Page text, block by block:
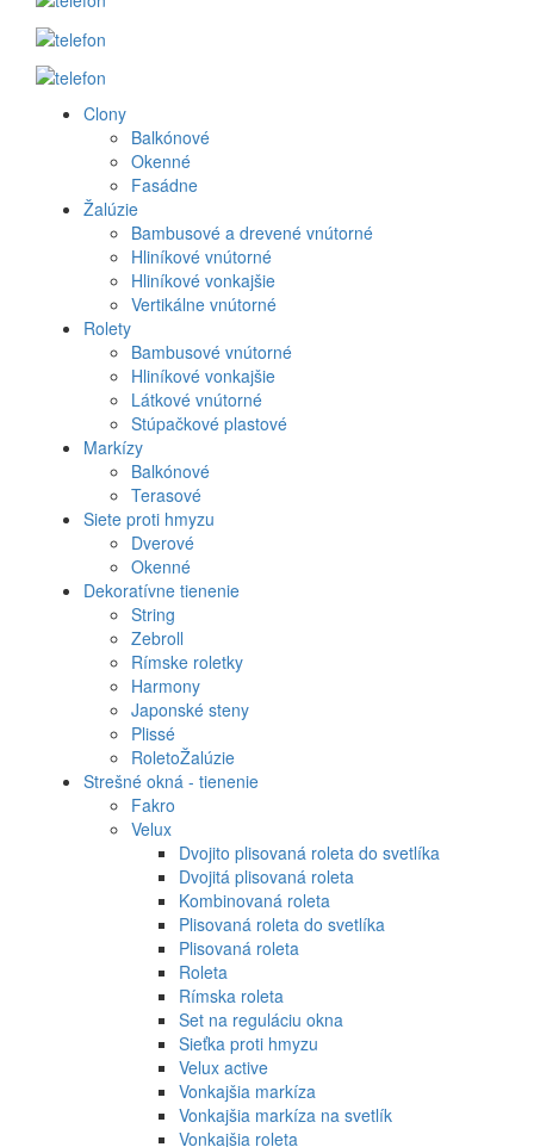
Produkt
menu
Clony
Balkónové
Okenné
Fasádne
Žalúzie
Bambusové a drevené vnútorné
Hliníkové vnútorné
Hliníkové vonkajšie
Vertikálne vnútorné
Rolety
Bambusové vnútorné
Hliníkové vonkajšie
Látkové vnútorné
Stúpačkové plastové
Markízy
Balkónové
Terasové
Siete proti hmyzu
Dverové
Okenné
Dekoratívne tienenie
String
Zebroll
Rímske roletky
Harmony
Japonské steny
Plissé
RoletoŽalúzie
Strešné okná - tienenie
Fakro
Velux
Dvojito plisovaná roleta do svetlíka
Dvojitá plisovaná roleta
Kombinovaná roleta
Plisovaná roleta do svetlíka
Plisovaná roleta
Roleta
Rímska roleta
Set na reguláciu okna
Sieťka proti hmyzu
Velux active
Vonkajšia markíza
Vonkajšia markíza na svetlík
Vonkajšia roleta